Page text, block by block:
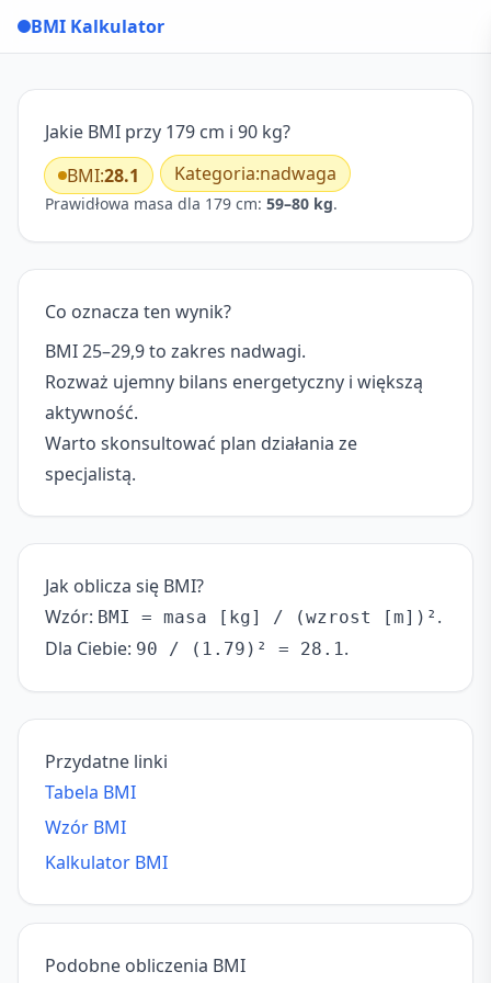
BMI Kalkulator
Jakie BMI przy 179 cm i 90 kg?
BMI:28.1 Kategoria:nadwaga
Prawidłowa masa dla 179 cm: 59–80 kg.
Co oznacza ten wynik?
BMI 25–29,9 to zakres nadwagi.
Rozważ ujemny bilans energetyczny i większą
aktywność.
Warto skonsultować plan działania ze
specjalistą.
Jak oblicza się BMI?
Wzór: BMI = masa [kg] / (wzrost [m])² .
Dla Ciebie: 90 / (1.79)² = 28.1.
Przydatne linki
Tabela BMI
Wzór BMI
Kalkulator BMI
Podobne obliczenia BMI